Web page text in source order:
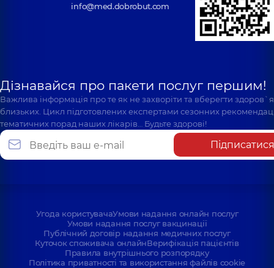
info@med.dobrobut.com
Дізнавайся про пакети послуг першим!
Важлива інформація про те як не захворіти та вберегти
близьких. Цикл підготовлених експертами сезонних
тематичних порад наших лікарів… Будьте здорові!
Підписатися
Угода користувачаУмови надання онлайн послуг
Умови надання послуг вакцинації
Публічний договір надання медичних послуг
Куточок споживача онлайнВерифікація пацієнтів
Правила внутрішнього розпорядку
Політика приватності та використання файлів cookie